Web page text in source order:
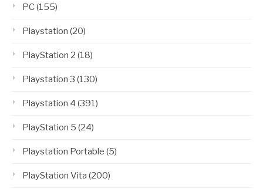
PC(155)
Playstation (20)
PlayStation 2 (18)
Playstation 3 (130)
Playstation 4 (391)
PlayStation 5 (24)
Playstation Portable (5)
PlayStation Vita (200)